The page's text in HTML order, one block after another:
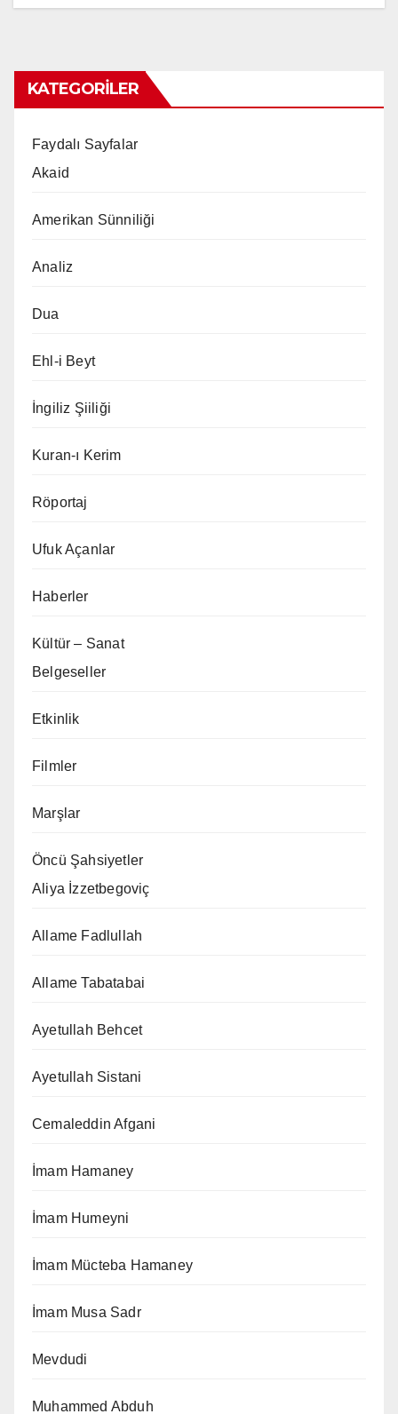
KATEGORILER
Faydalı Sayfalar
Akaid
Amerikan Sünniliği
Analiz
Dua
Ehl-i Beyt
İngiliz Şiiliği
Kuran-ı Kerim
Röportaj
Ufuk Açanlar
Haberler
Kültür – Sanat
Belgeseller
Etkinlik
Filmler
Marşlar
Öncü Şahsiyetler
Aliya İzzetbegoviç
Allame Fadlullah
Allame Tabatabai
Ayetullah Behcet
Ayetullah Sistani
Cemaleddin Afgani
İmam Hamaney
İmam Humeyni
İmam Mücteba Hamaney
İmam Musa Sadr
Mevdudi
Muhammed Abduh